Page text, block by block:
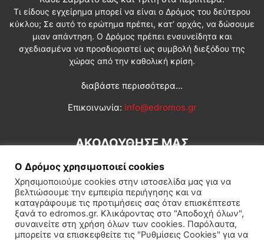
Τι είδους εγχείρημα μπορεί να είναι ο Δρόμος του δεύτερου
κύκλου; Σε αυτό το ερώτημα πρέπει, κατ’ αρχάς, να δώσουμε
μιαν απάντηση. Ο Δρόμος πρέπει ενσυνείδητα και
σχεδιασμένα να προσδιοριστεί ως συμβολή διεξόδου της
χώρας από την καθολική κρίση.
διαβάστε περισσότερα...
Επικοινωνία: info@edromos.gr
ΑΚΟΛΟΥΘΗΣΕ ΜΑΣ
Εγγραφή συνδρομητή Πολιτική Διεθνή Κοινωνία
Ο Δρόμος χρησιμοποιεί cookies
Χρησιμοποιούμε cookies στην ιστοσελίδα μας για να
βελτιώσουμε την εμπειρία περιήγησης και να
καταγράφουμε τις προτιμήσεις σας όταν επισκέπτεστε
ξανά το edromos.gr. Κλικάροντας στο "Αποδοχή όλων",
συναινείτε στη χρήση όλων των cookies. Παρόλαυτα,
μπορείτε να επισκεφθείτε τις "Ρυθμίσεις Cookies" για να